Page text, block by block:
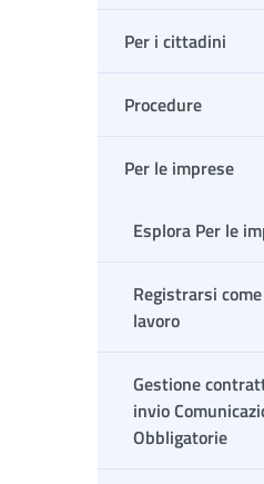
Per i cittadini
Apri
Procedure
Apri
Per le imprese
Esplora Per le
Registrarsi
lavoro
Gestione
invio
Obbligatorie